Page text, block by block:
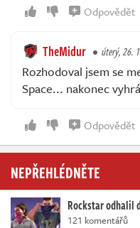
Odpovědět
TheMidur úterý, 26.
Rozhodoval jsem se
Space... nakonec
Odpovědět
NEPŘEHLÉDNĚTE
Rockstar odhalil
121 komentářů